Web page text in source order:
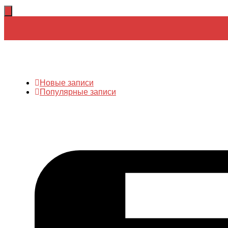
Новые записи
Популярные записи